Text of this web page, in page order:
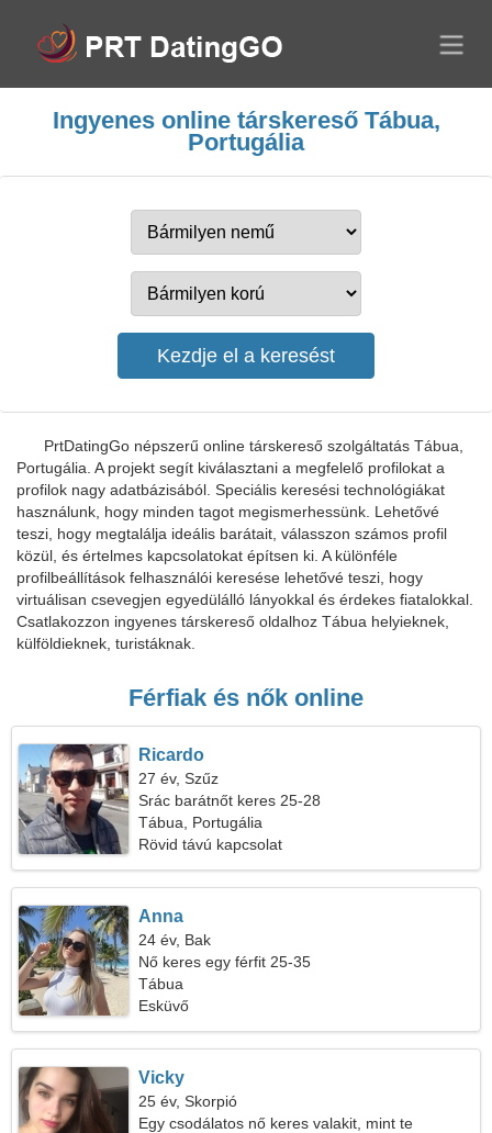
Ingyenes online társkereső Tábua,
Portugália
PrtDatingGo népszerű online társkereső szolgáltatás Tábua,
Portugália. A projekt segít kiválasztani a megfelelő profilokat a
profilok nagy adatbázisából. Speciális keresési technológiákat
használunk, hogy minden tagot megismerhessünk. Lehetővé
teszi, hogy megtalálja ideális barátait, válasszon számos profil
közül, és értelmes kapcsolatokat építsen ki. A különféle
profilbeállítások felhasználói keresése lehetővé teszi, hogy
virtuálisan csevegjen egyedülálló lányokkal és érdekes fiatalokkal.
Csatlakozzon ingyenes társkereső oldalhoz Tábua helyieknek,
külföldieknek, turistáknak.
Férfiak és nők online
Ricardo
27 év, Szűz
Srác barátnőt keres 25-28
Tábua, Portugália
Rövid távú kapcsolat
Anna
24 év, Bak
Nő keres egy férfit 25-35
Tábua
Esküvő
Vicky
25 év, Skorpió
Egy csodálatos nő keres valakit, mint te